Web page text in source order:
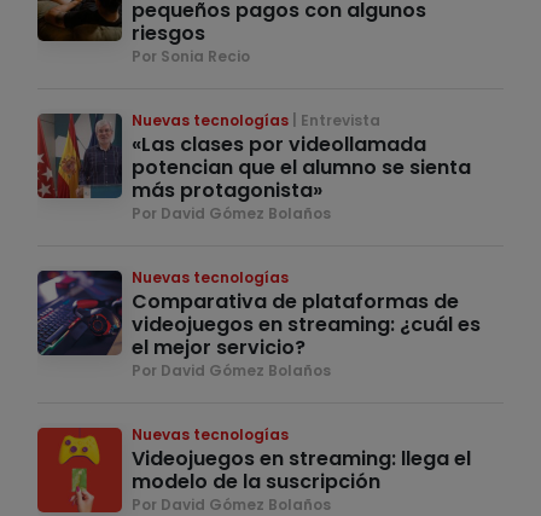
pequeños pagos con algunos
riesgos
Por Sonia Recio
Nuevas tecnologías Entrevista
«Las clases por videollamada
potencian que el alumno se sienta
más protagonista»
Por David Gómez Bolaños
Nuevas tecnologías
Comparativa de plataformas de
videojuegos en streaming: ¿cuál es
el mejor servicio?
Por David Gómez Bolaños
Nuevas tecnologías
Videojuegos en streaming: llega el
modelo de la suscripción
Por David Gómez Bolaños